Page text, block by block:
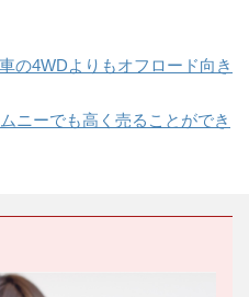
の4WDよりもオフロード向き
ニーでも高く売ることができ